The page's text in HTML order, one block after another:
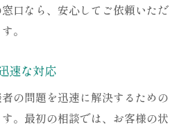
口なら、安心してご依頼いただ
。
速な対応
の問題を迅速に解決するための
。最初の相談では、お客様の状